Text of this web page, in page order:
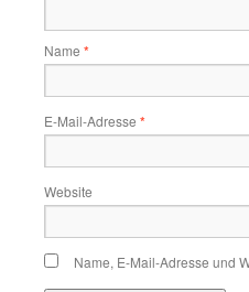
Name *
E-Mail-Adresse *
Website
Name, E-Mail-Adresse und